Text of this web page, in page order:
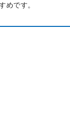
めです。